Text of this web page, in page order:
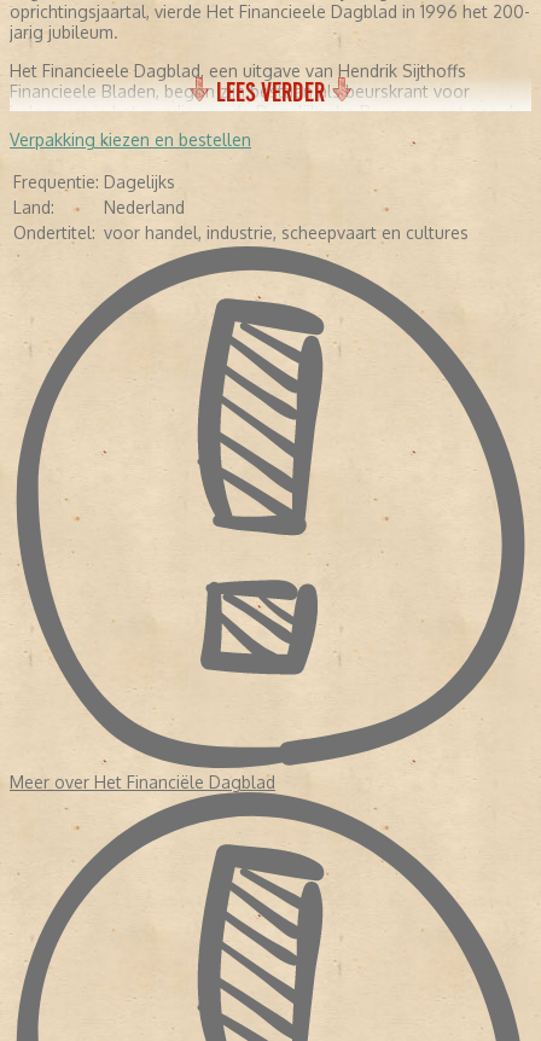
oprichtingsjaartal, vierde Het Financieele Dagblad in 1996 het 200-
jarig jubileum.
Het Financieele Dagblad, een uitgave van Hendrik Sijthoffs
Financieele Bladen, begon zijn bestaan als beurskrant voor
beleggers in het pandje van de Dagelijksche Beurscourant aan de
Nieuwezijds Voorburgwal, ooit de Fleet Street van Amsterdam.
Eind 1951 verhuisde het tiental redacteuren en de administratie
naar het uit 1609 daterende gebouw Rokin 113. Hoofdredacteur
was toen F. Spittel, die deze functie bekleedde van 1950 tot 1967.
Hij was na S.G. Appeldoorn en B.H.A. Meijerink de derde
hoofdredacteur van HFD. - Het was onder Spittels leiding dat Het
Financieele Dagblad zich langzaam maar zeker verbreedde tot een
weliswaar in het economische terrein gespecialiseerde, maar toch
meer algemene krant. Dit streven kreeg onder meer vorm in de
rubriek ‘Lijnen in kunst en samenleving’, waarmee halverwege de
jaren zestig werd begonnen en die een voorloper is van het
huidige zaterdagkatern Persoonlijk.
LEES VERDER
Verpakking kiezen en bestellen
Frequentie: Dagelijks
Land:
Nederland
Ondertitel: voor handel, industrie, scheepvaart en cultures
Meer over Het Financiële Dagblad